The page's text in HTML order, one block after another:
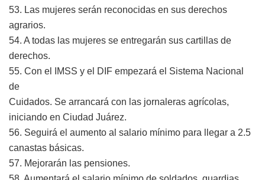
53. Las mujeres serán reconocidas en sus derechos
agrarios.
54. A todas las mujeres se entregarán sus cartillas de
derechos.
55. Con el IMSS y el DIF empezará el Sistema Nacional
de
Cuidados. Se arrancará con las jornaleras agrícolas,
iniciando en Ciudad Juárez.
56. Seguirá el aumento al salario mínimo para llegar a 2.5
canastas básicas.
57. Mejorarán las pensiones.